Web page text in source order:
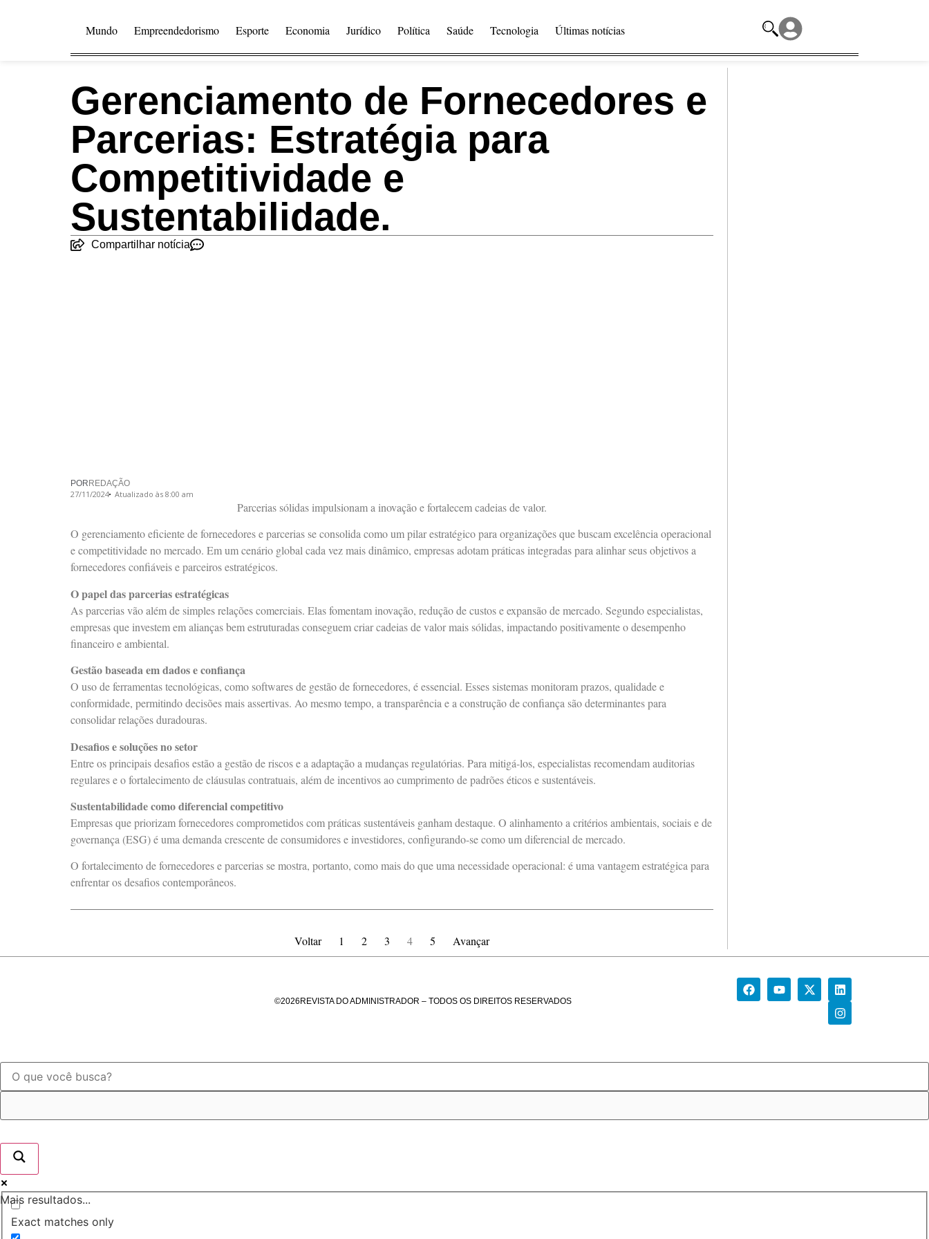
Mundo Empreendedorismo Esporte Economia Jurídico Política Saúde Tecnologia Últimas notícias
Gerenciamento de Fornecedores e
Parcerias: Estratégia para
Competitividade e
Sustentabilidade.
Compartilhar notícia
POR REDAÇÃO
27/11/2024 Atualizado às 8:00 am
Parcerias sólidas impulsionam a inovação e fortalecem cadeias de valor.
O gerenciamento eficiente de fornecedores e parcerias se consolida como um pilar estratégico para organizações que buscam excelência operacional
e competitividade no mercado. Em um cenário global cada vez mais dinâmico, empresas adotam práticas integradas para alinhar seus objetivos a
fornecedores confiáveis e parceiros estratégicos.
O papel das parcerias estratégicas
As parcerias vão além de simples relações comerciais. Elas fomentam inovação, redução de custos e expansão de mercado. Segundo especialistas,
empresas que investem em alianças bem estruturadas conseguem criar cadeias de valor mais sólidas, impactando positivamente o desempenho
financeiro e ambiental.
Gestão baseada em dados e confiança
O uso de ferramentas tecnológicas, como softwares de gestão de fornecedores, é essencial. Esses sistemas monitoram prazos, qualidade e
conformidade, permitindo decisões mais assertivas. Ao mesmo tempo, a transparência e a construção de confiança são determinantes para
consolidar relações duradouras.
Desafios e soluções no setor
Entre os principais desafios estão a gestão de riscos e a adaptação a mudanças regulatórias. Para mitigá-los, especialistas recomendam auditorias
regulares e o fortalecimento de cláusulas contratuais, além de incentivos ao cumprimento de padrões éticos e sustentáveis.
Sustentabilidade como diferencial competitivo
Empresas que priorizam fornecedores comprometidos com práticas sustentáveis ganham destaque. O alinhamento a critérios ambientais, sociais e de
governança (ESG) é uma demanda crescente de consumidores e investidores, configurando-se como um diferencial de mercado.
O fortalecimento de fornecedores e parcerias se mostra, portanto, como mais do que uma necessidade operacional: é uma vantagem estratégica para
enfrentar os desafios contemporâneos.
Voltar 1 2 3 4 5 Avançar
©2026 REVISTA DO ADMINISTRADOR – TODOS OS DIREITOS RESERVADOS
Mais resultados...
Exact matches only